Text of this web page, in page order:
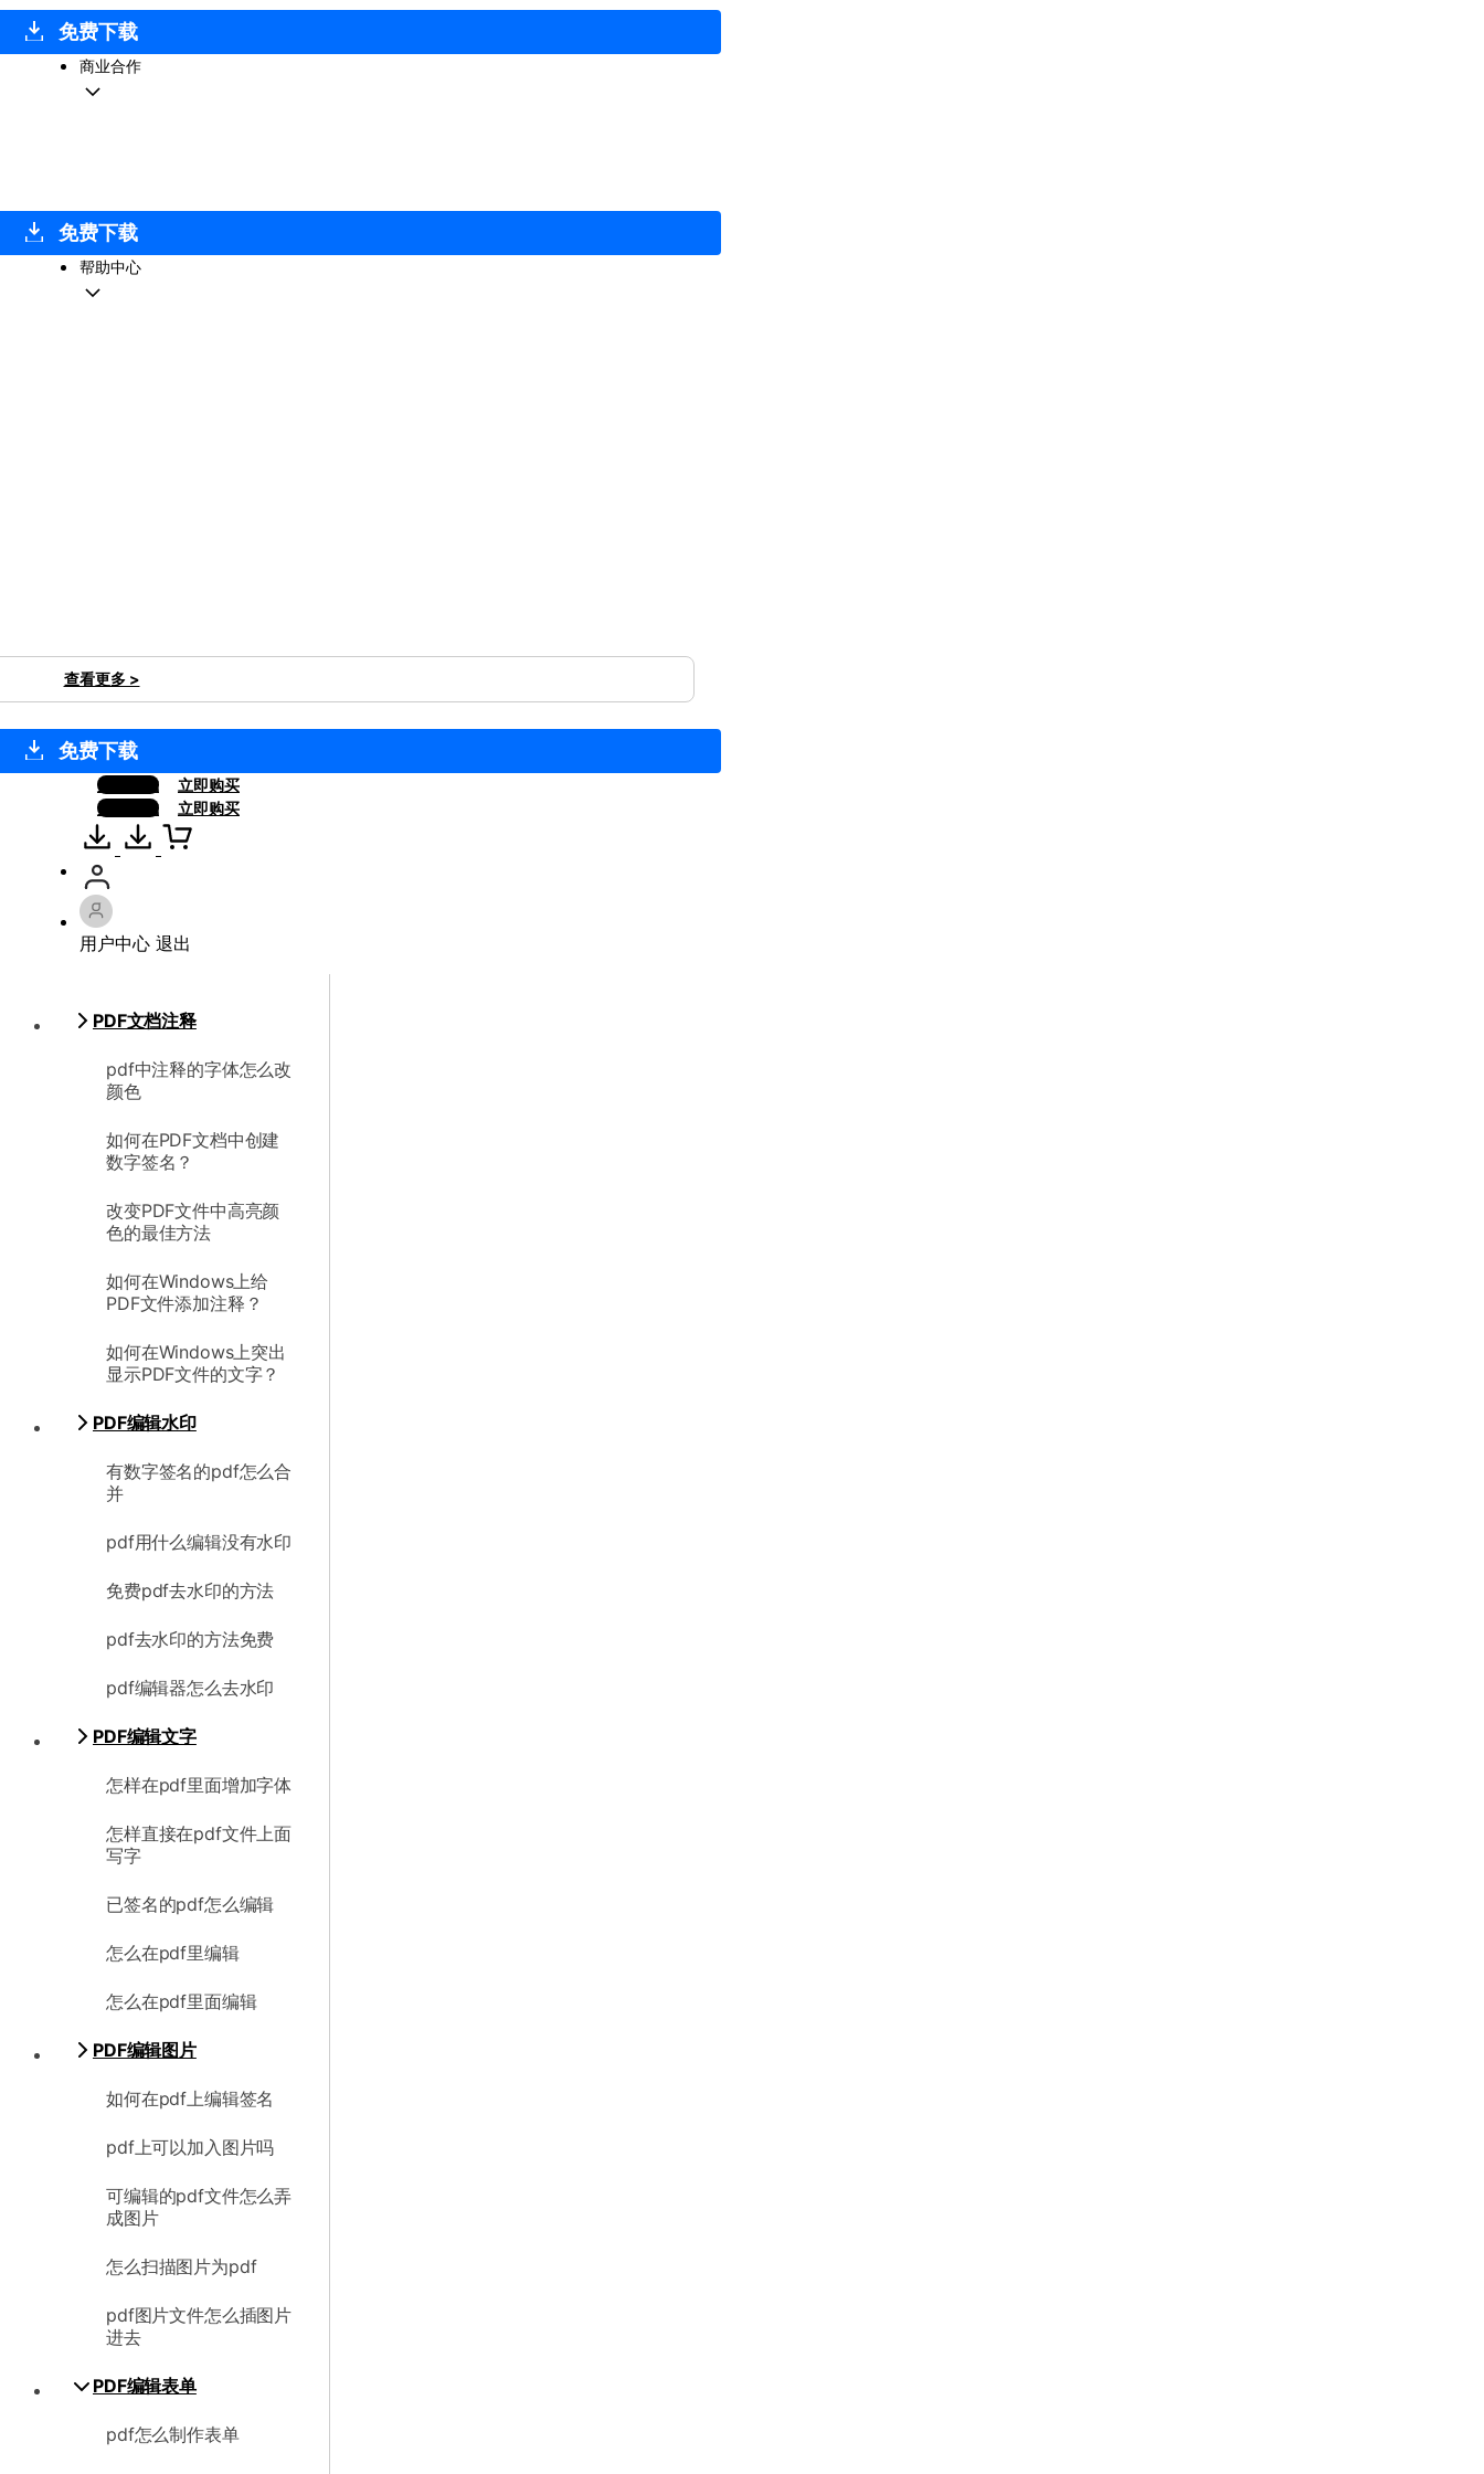
免费下载
商业合作
免费下载
帮助中心
查看更多 >
免费下载
免费下载
立即购买
免费下载
立即购买
用户中心 退出
PDF文档注释
pdf中注释的字体怎么改
颜色
如何在PDF文档中创建
数字签名？
改变PDF文件中高亮颜
色的最佳方法
如何在Windows上给
PDF文件添加注释？
如何在Windows上突出
显示PDF文件的文字？
PDF编辑水印
有数字签名的pdf怎么合
并
pdf用什么编辑没有水印
免费pdf去水印的方法
pdf去水印的方法免费
pdf编辑器怎么去水印
PDF编辑文字
怎样在pdf里面增加字体
怎样直接在pdf文件上面
写字
已签名的pdf怎么编辑
怎么在pdf里编辑
怎么在pdf里面编辑
PDF编辑图片
如何在pdf上编辑签名
pdf上可以加入图片吗
可编辑的pdf文件怎么弄
成图片
怎么扫描图片为pdf
pdf图片文件怎么插图片
进去
PDF编辑表单
pdf怎么制作表单